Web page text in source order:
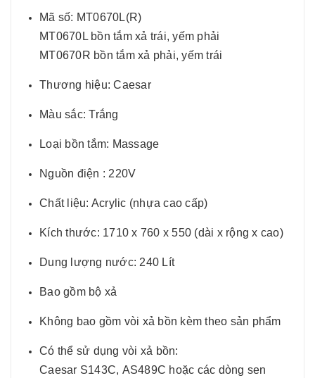
Mã số: MT0670L(R)
MT0670L bồn tắm xả trái, yếm phải
MT0670R bồn tắm xả phải, yếm trái
Thương hiệu: Caesar
Màu sắc: Trắng
Loại bồn tắm: Massage
Nguồn điện : 220V
Chất liệu: Acrylic (nhựa cao cấp)
Kích thước: 1710 x 760 x 550 (dài x rộng x cao)
Dung lượng nước: 240 Lít
Bao gồm bộ xả
Không bao gồm vòi xả bồn kèm theo sản phẩm
Có thể sử dụng vòi xả bồn:
Caesar S143C, AS489C hoặc các dòng sen